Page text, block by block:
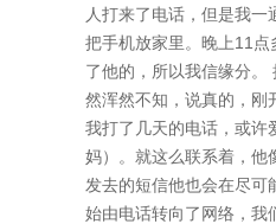
人打来了电话，但是我
把手机放家里。晚上11
了他的，所以我信缘分。
然浑然不知，说真的，刚
我打了几天的电话，或许
妈）。就这么联系着，他
发去的短信他也会在尽可
始由电话转向了网络，我